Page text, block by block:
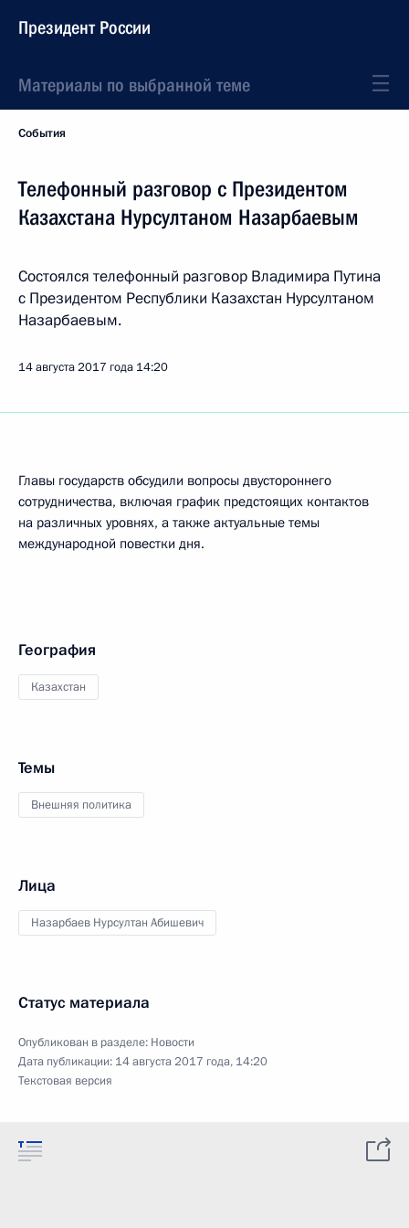
Президент России
Материалы по выбранной теме
События
Телефонный разговор с Президентом
Казахстана Нурсултаном Назарбаевым
Состоялся телефонный разговор Владимира Путина
с Президентом Республики Казахстан Нурсултаном
Назарбаевым.
14 августа 2017 года 14:20
Главы государств обсудили вопросы двустороннего
сотрудничества, включая график предстоящих контактов
на различных уровнях, а также актуальные темы
международной повестки дня.
География
Казахстан
Темы
Внешняя политика
Лица
Назарбаев Нурсултан Абишевич
Статус материала
Опубликован в разделе: Новости
Дата публикации: 14 августа 2017 года, 14:20
Текстовая версия